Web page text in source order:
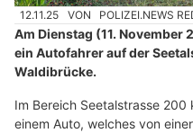
12.11.25 VON POLIZEI.NEWS
Am Dienstag (11.
ein Autofahrer auf der
Waldibrücke.
Im Bereich Seetalstrasse
einem Auto, welches von